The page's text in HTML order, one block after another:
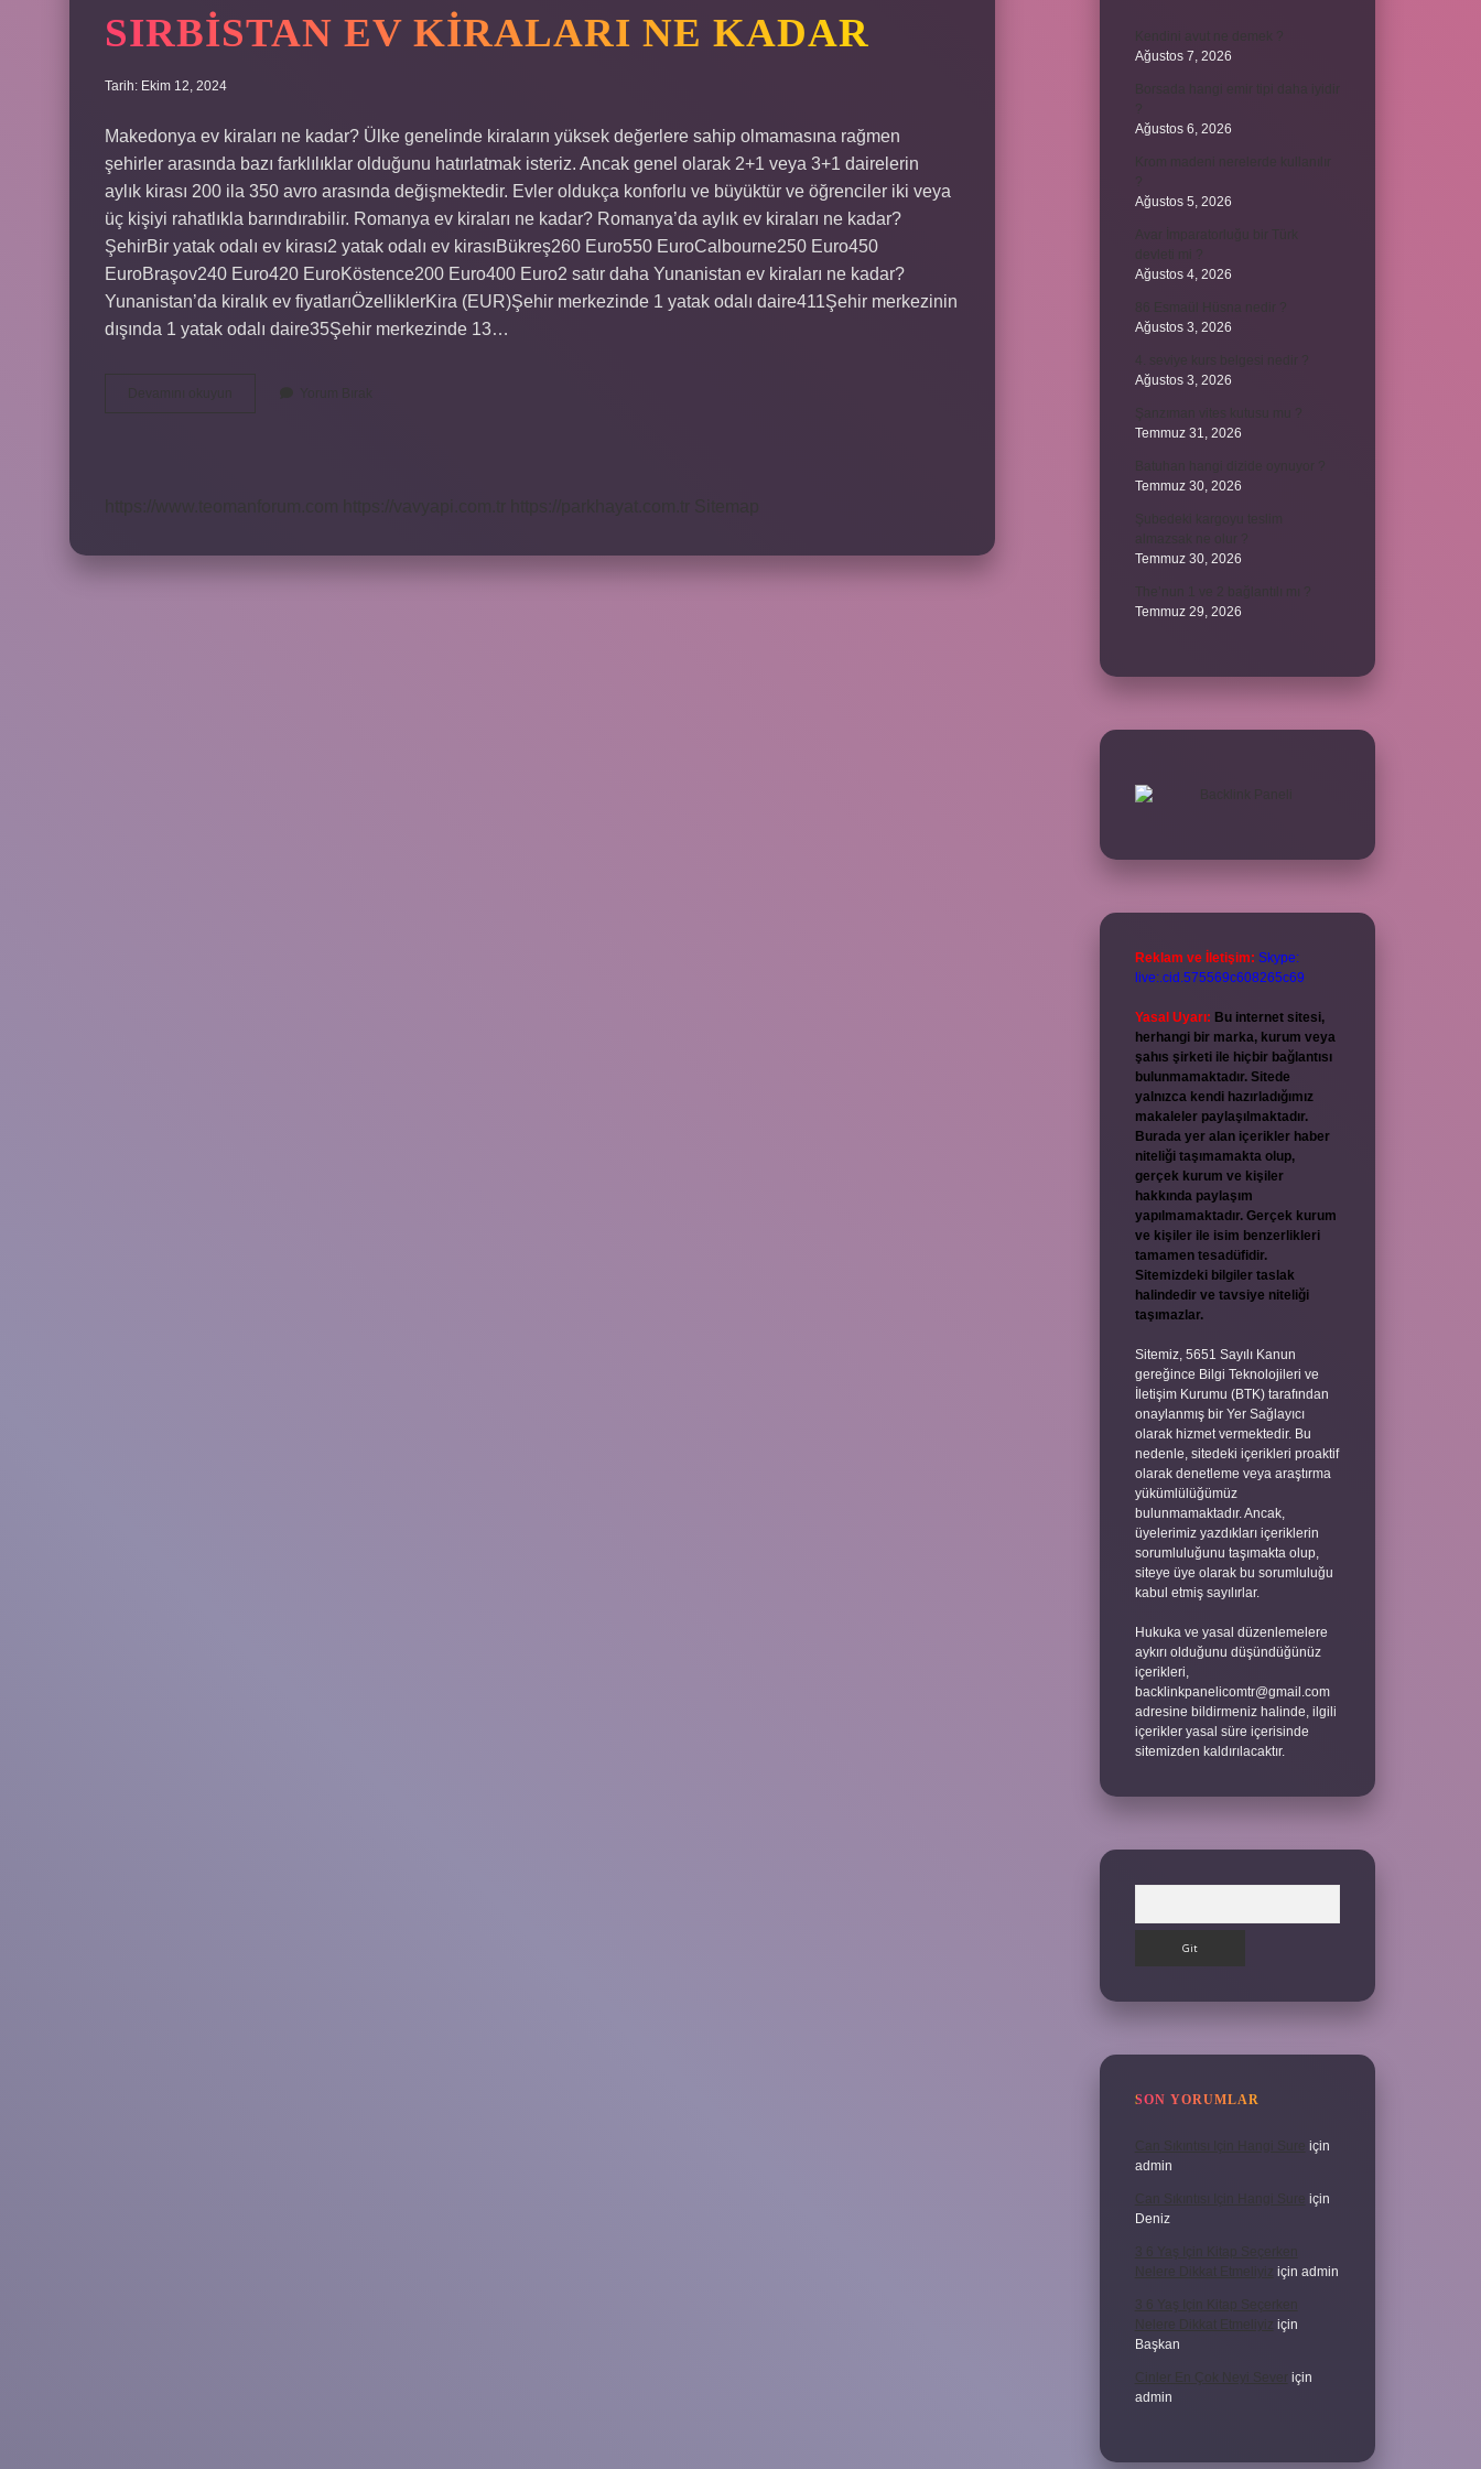
SIRBISTAN EV KIRALARI NE KADAR
Tarih: Ekim 12, 2024
Makedonya ev kiraları ne kadar? Ülke genelinde kiraların yüksek değerlere sahip olmamasına rağmen
şehirler arasında bazı farklılıklar olduğunu hatırlatmak isteriz. Ancak genel olarak 2+1 veya 3+1 dairelerin
aylık kirası 200 ila 350 avro arasında değişmektedir. Evler oldukça konforlu ve büyüktür ve öğrenciler iki veya
üç kişiyi rahatlıkla barındırabilir. Romanya ev kiraları ne kadar? Romanya’da aylık ev kiraları ne kadar?
ŞehirBir yatak odalı ev kirası2 yatak odalı ev kirasıBükreş260 Euro550 EuroCalbourne250 Euro450
EuroBraşov240 Euro420 EuroKöstence200 Euro400 Euro2 satır daha Yunanistan ev kiraları ne kadar?
Yunanistan’da kiralık ev fiyatlarıÖzelliklerKira (EUR)Şehir merkezinde 1 yatak odalı daire411Şehir merkezinin
dışında 1 yatak odalı daire35Şehir merkezinde 13…
Ağustos 7, 2026
Ağustos 6, 2026
Ağustos 5, 2026
Ağustos 4, 2026
Ağustos 3, 2026
Ağustos 3, 2026
Temmuz 31, 2026
Temmuz 30, 2026
Temmuz 30, 2026
Temmuz 29, 2026
Reklam ve İletişim: Skype:
live:.cid.575569c608265c69
Yasal Uyarı: Bu internet sitesi,
herhangi bir marka, kurum veya
şahıs şirketi ile hiçbir bağlantısı
bulunmamaktadır. Sitede
yalnızca kendi hazırladığımız
makaleler paylaşılmaktadır.
Burada yer alan içerikler haber
niteliği taşımamakta olup,
gerçek kurum ve kişiler
hakkında paylaşım
yapılmamaktadır. Gerçek kurum
ve kişiler ile isim benzerlikleri
tamamen tesadüfidir.
Sitemizdeki bilgiler taslak
halindedir ve tavsiye niteliği
taşımazlar.
Sitemiz, 5651 Sayılı Kanun
gereğince Bilgi Teknolojileri ve
İletişim Kurumu (BTK) tarafından
onaylanmış bir Yer Sağlayıcı
olarak hizmet vermektedir. Bu
nedenle, sitedeki içerikleri proaktif
olarak denetleme veya araştırma
yükümlülüğümüz
bulunmamaktadır. Ancak,
üyelerimiz yazdıkları içeriklerin
sorumluluğunu taşımakta olup,
siteye üye olarak bu sorumluluğu
kabul etmiş sayılırlar.
Hukuka ve yasal düzenlemelere
aykırı olduğunu düşündüğünüz
içerikleri,
backlinkpanelicomtr@gmail.com
adresine bildirmeniz halinde, ilgili
içerikler yasal süre içerisinde
sitemizden kaldırılacaktır.
SON YORUMLAR
Can Sıkıntısı Için Hangi Sure için
admin
Can Sıkıntısı Için Hangi Sure için
Deniz
3 6 Yaş Için Kitap Seçerken
Nelere Dikkat Etmeliyiz için admin
3 6 Yaş Için Kitap Seçerken
Nelere Dikkat Etmeliyiz için
Başkan
Cinler En Çok Neyi Sever için
admin